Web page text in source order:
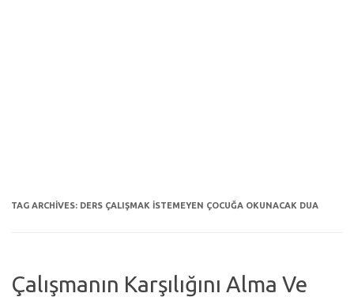
TAG ARCHIVES: DERS ÇALIŞMAK ISTEMEYEN ÇOCUĞA OKUNACAK DUA
Çalışmanın Karşılığını Alma Ve